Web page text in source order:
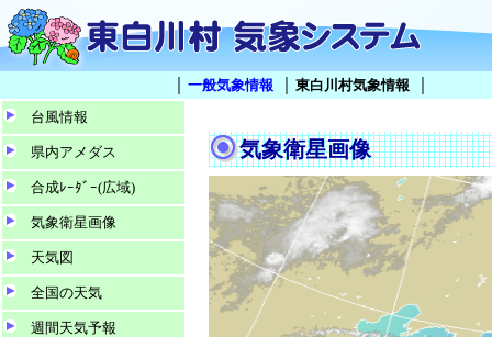
台風情報
県内アメダス
合成ﾚｰﾀﾞｰ(広域)
気象衛星画像
天気図
全国の天気
週間天気予報
一般気象情報 東白川村気象情報
気象衛星画像